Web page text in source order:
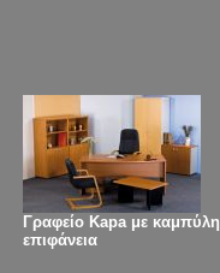
Γραφείο Kapa με καμπύλη
επιφάνεια